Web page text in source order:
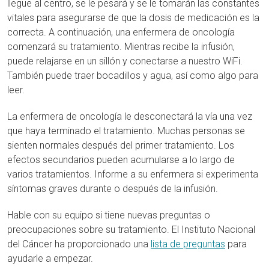
llegue al centro, se le pesará y se le tomarán las constantes
vitales para asegurarse de que la dosis de medicación es la
correcta. A continuación, una enfermera de oncología
comenzará su tratamiento. Mientras recibe la infusión,
puede relajarse en un sillón y conectarse a nuestro WiFi.
También puede traer bocadillos y agua, así como algo para
leer.
La enfermera de oncología le desconectará la vía una vez
que haya terminado el tratamiento. Muchas personas se
sienten normales después del primer tratamiento. Los
efectos secundarios pueden acumularse a lo largo de
varios tratamientos. Informe a su enfermera si experimenta
síntomas graves durante o después de la infusión.
Hable con su equipo si tiene nuevas preguntas o
preocupaciones sobre su tratamiento. El Instituto Nacional
del Cáncer ha proporcionado una lista de preguntas para
ayudarle a empezar.